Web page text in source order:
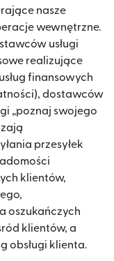
nasze
wewnętrzne.
usługi
realizujące
finansowych
dostawców
„poznaj swojego
przesyłek
klientów,
oszukańczych
klientów, a
obsługi klienta.